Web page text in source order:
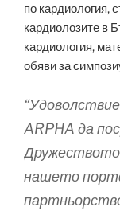
по кардиология,
кардиолозите в
кардиология,
обяви за
ARPHA да
Дружеството
нашето